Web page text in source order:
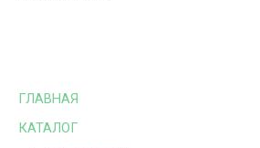
ГЛАВНАЯ
КАТАЛОГ